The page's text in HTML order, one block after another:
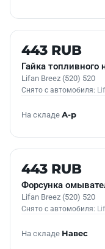
Б/У В НАЛИЧИИ
443 RUB
Гайка топливного
Lifan Breez (520) 520
Снято с автомобиля:
На складе А-р
Б/У В НАЛИЧИИ
443 RUB
Форсунка
Lifan Breez (520) 520
Снято с автомобиля:
На складе Навес